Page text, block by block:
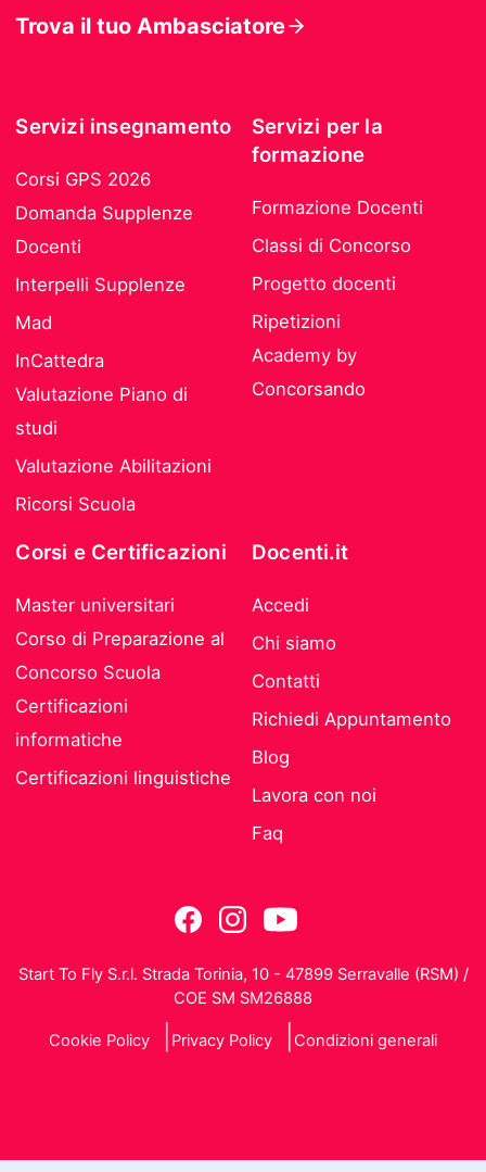
Trova il tuo Ambasciatore
Servizi insegnamento
Corsi GPS 2026
Domanda Supplenze
Docenti
Interpelli Supplenze
Mad
InCattedra
Valutazione Piano di
studi
Valutazione Abilitazioni
Ricorsi Scuola
Servizi per la
formazione
Formazione Docenti
Classi di Concorso
Progetto docenti
Ripetizioni
Academy by
Concorsando
Corsi e Certificazioni
Master universitari
Corso di Preparazione al
Concorso Scuola
Certificazioni
informatiche
Certificazioni linguistiche
Docenti.it
Accedi
Chi siamo
Contatti
Richiedi Appuntamento
Blog
Lavora con noi
Faq
Start To Fly S.r.l. Strada Torinia, 10 - 47899 Serravalle (RSM) /
COE SM SM26888
Cookie Policy Privacy Policy Condizioni generali